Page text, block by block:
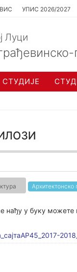
УПИС 2026/2027
Луци
СТУДИЈЕ
нађу у буку можете